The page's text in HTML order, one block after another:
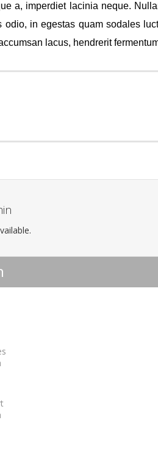
a, imperdiet lacinia neque.
odio, in egestas quam sodales
lacus, hendrerit